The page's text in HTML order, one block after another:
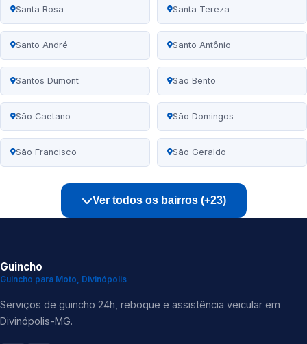
Santa Rosa Santa Tereza
Santo André Santo Antônio
Santos Dumont São Bento
São Caetano São Domingos
São Francisco São Geraldo
Ver todos os bairros (+23)
Guincho
Guincho para Moto, Divinópolis
Serviços de guincho 24h, reboque e assistência veicular em
Divinópolis-MG.